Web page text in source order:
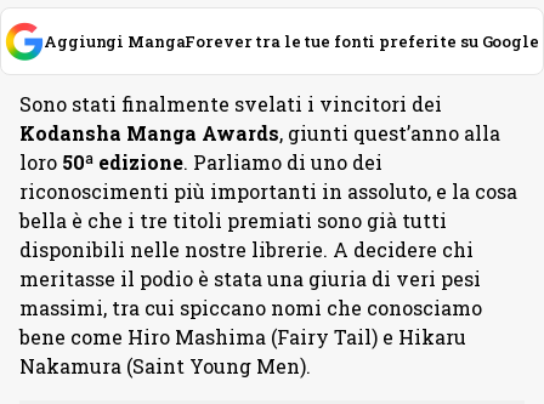
Aggiungi MangaForever tra le tue fonti preferite su Google
Sono stati finalmente svelati i vincitori dei
Kodansha Manga Awards, giunti quest’anno alla
loro 50ª edizione. Parliamo di uno dei
riconoscimenti più importanti in assoluto, e la cosa
bella è che i tre titoli premiati sono già tutti
disponibili nelle nostre librerie. A decidere chi
meritasse il podio è stata una giuria di veri pesi
massimi, tra cui spiccano nomi che conosciamo
bene come Hiro Mashima (Fairy Tail) e Hikaru
Nakamura (Saint Young Men).